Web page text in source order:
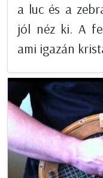
a luc és a
jól néz ki. A
ami igazán